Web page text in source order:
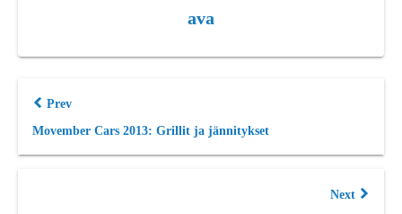
ava
Prev
Movember Cars 2013: Grillit ja jännitykset
Next